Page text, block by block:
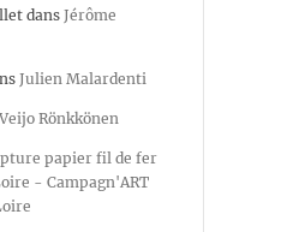
dans Jérôme
Julien Malardenti
Veijo Rönkkönen
papier fil de fer
- Campagn'ART